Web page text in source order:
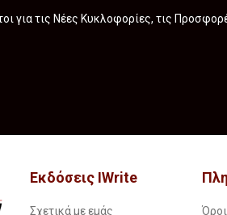
για τις Νέες Κυκλοφορίες, τις
Εκδόσεις IWrite
Σχετικά με εμάς